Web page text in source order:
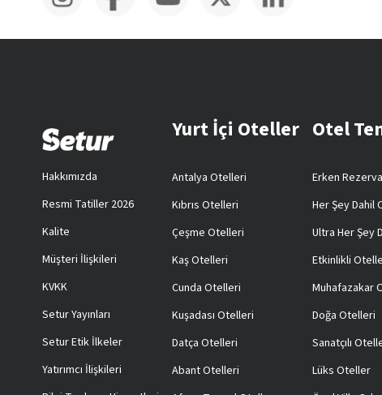
Hakkımızda
Resmi Tatiller 2026
Kalite
Müşteri İlişkileri
KVKK
Setur Yayınları
Setur Etik İlkeler
Yatırımcı İlişkileri
Yurt İçi Oteller
Antalya Otelleri
Kıbrıs Otelleri
Çeşme Otelleri
Kaş Otelleri
Cunda Otelleri
Kuşadası Otelleri
Datça Otelleri
Abant Otelleri
Otel
Erken
Her Şey Dahil
Ultra Her Şey
Etkinlikli
Muhafazakar
Doğa Otelleri
Sanatçılı
Lüks Oteller